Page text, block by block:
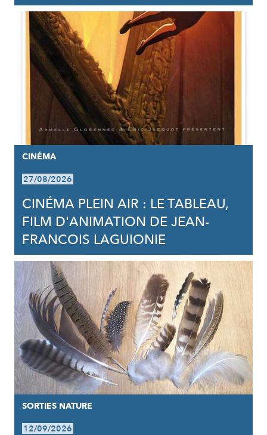
CINÉMA
27/08/2026
CINÉMA PLEIN AIR : LE TABLEAU,
FILM D'ANIMATION DE JEAN-
FRANCOIS LAGUIONIE
SORTIES NATURE
12/09/2026